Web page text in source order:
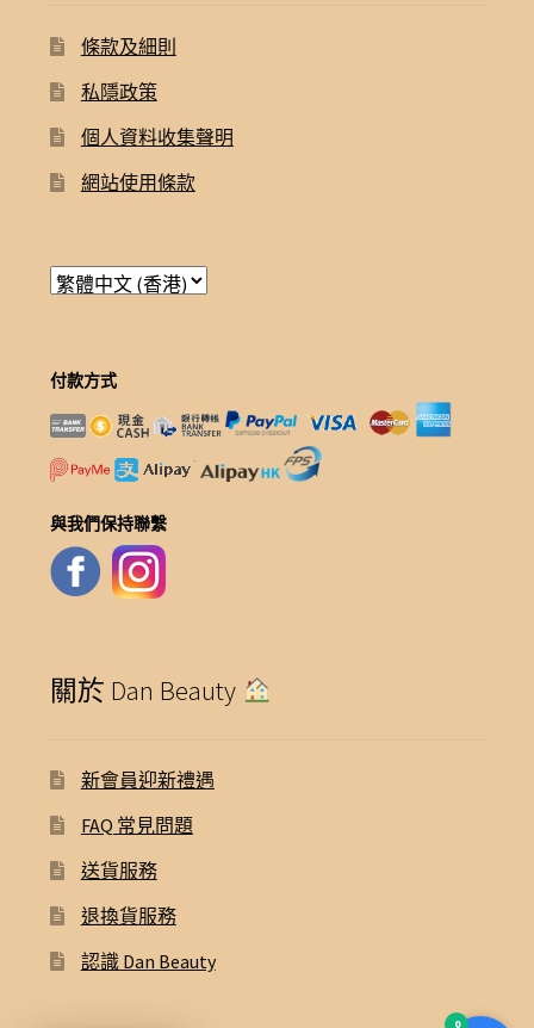
條款及細則
私隱政策
個人資料收集聲明
網站使用條款
付款方式
與我們保持聯繫
關於 Dan Beauty
新會員迎新禮遇
FAQ 常見問題
送貨服務
退換貨服務
認識 Dan Beauty
0